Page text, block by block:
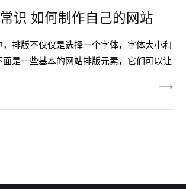
识 如何制作自己的网站
排版不仅仅是选择一个字体，字体大小和
是一些基本的网站排版元素，它们可以让
、正确的行间距正确的行间距可以使读者
，并提高整体可读性。一般的经验法则是